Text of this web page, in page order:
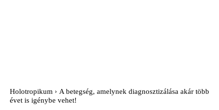
Holotropikum
A betegség, amelynek diagnosztizálása akár több
évet is igénybe vehet!